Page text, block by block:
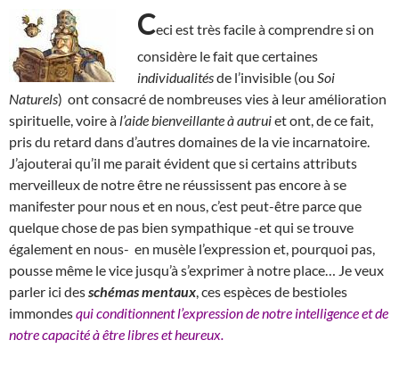
Ceci est très facile à comprendre si on
considère le fait que certaines
individualitésde l’invisible (ou Soi
Naturels) ont consacré de nombreuses vies à leur amélioration
spirituelle, voire à l’aide bienveillante à autruiet ont, de ce fait,
pris du retard dans d’autres domaines de la vie incarnatoire.
J’ajouterai qu’il me parait évident que si certains attributs
merveilleux de notre être ne réussissent pas encore à se
manifester pour nous et en nous, c’est peut-être parce que
quelque chose de pas bien sympathique -et qui se trouve
également en nous- en musèle l’expression et, pourquoi pas,
pousse même le vice jusqu’à s’exprimer à notre place… Je veux
parler ici desschémas mentaux , ces espèces de bestioles
immondesqui conditionnent l’expression de notre intelligence et de
notre capacité à être libres et heureux.